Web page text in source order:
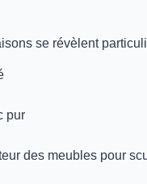
se révèlent
pur
des meubles pour